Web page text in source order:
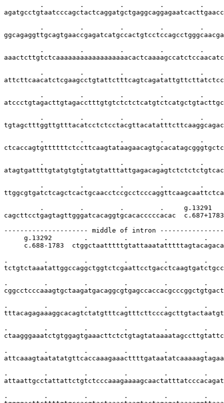
.         .         .         .         .
.         .         .         .         .
.         .         .         .         .
.         .         .         .         .
.         .         .         .         .
.         .         .         .         .
.         .         .         .         .
.         .         .         .         .
.         .         .         .         .
         .         .         .         .     g.13291
cagcttcctgagtagttgggatcacaggtgcacacccccacac  c.687+1783
--------------------- middle of intron
g.13292        .         .         .         .
c.688-1783
.         .         .         .         .         .
.         .         .         .         .         .
.         .         .         .         .         .
.         .         .         .         .         .
.         .         .         .         .         .
.         .         .         .         .         .
.         .         .         .         .         .